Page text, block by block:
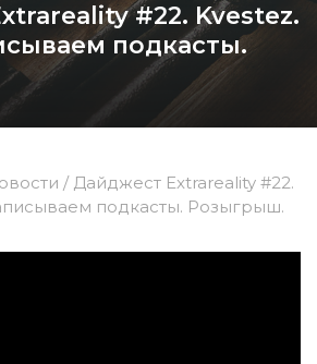
#22. Kvestez.
подкасты.
/ Дайджест Extrareality #22.
подкасты. Розыгрыш.